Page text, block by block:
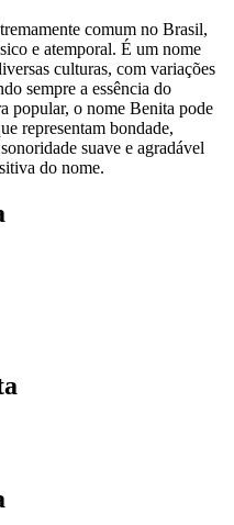
comum no Brasil,
e atemporal. É um nome
culturas, com variações
sempre a essência do
popular, o nome Benita pode
representam bondade,
suave e agradável
do nome.